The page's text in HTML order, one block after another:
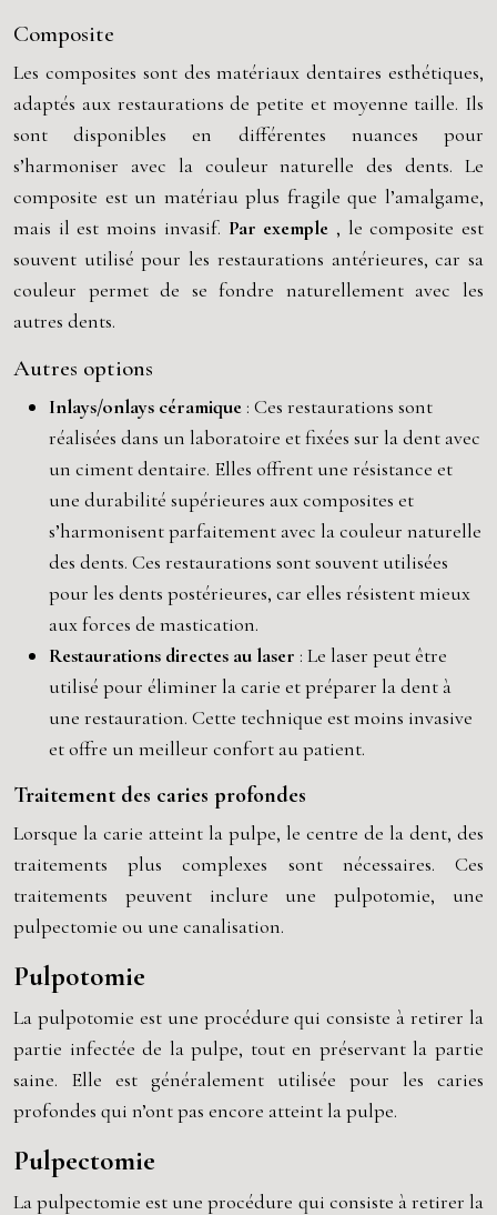
Composite
Les composites sont des matériaux dentaires esthétiques,
adaptés aux restaurations de petite et moyenne taille. Ils
sont disponibles en différentes nuances pour
s’harmoniser avec la couleur naturelle des dents. Le
composite est un matériau plus fragile que l’amalgame,
mais il est moins invasif. Par exemple , le composite est
souvent utilisé pour les restaurations antérieures, car sa
couleur permet de se fondre naturellement avec les
autres dents.
Autres options
Inlays/onlays céramique : Ces restaurations sont
réalisées dans un laboratoire et fixées sur la dent avec
un ciment dentaire. Elles offrent une résistance et
une durabilité supérieures aux composites et
s’harmonisent parfaitement avec la couleur naturelle
des dents. Ces restaurations sont souvent utilisées
pour les dents postérieures, car elles résistent mieux
aux forces de mastication.
Restaurations directes au laser : Le laser peut être
utilisé pour éliminer la carie et préparer la dent à
une restauration. Cette technique est moins invasive
et offre un meilleur confort au patient.
Traitement des caries profondes
Lorsque la carie atteint la pulpe, le centre de la dent, des
traitements plus complexes sont nécessaires. Ces
traitements peuvent inclure une pulpotomie, une
pulpectomie ou une canalisation.
Pulpotomie
La pulpotomie est une procédure qui consiste à retirer la
partie infectée de la pulpe, tout en préservant la partie
saine. Elle est généralement utilisée pour les caries
profondes qui n’ont pas encore atteint la pulpe.
Pulpectomie
La pulpectomie est une procédure qui consiste à retirer la